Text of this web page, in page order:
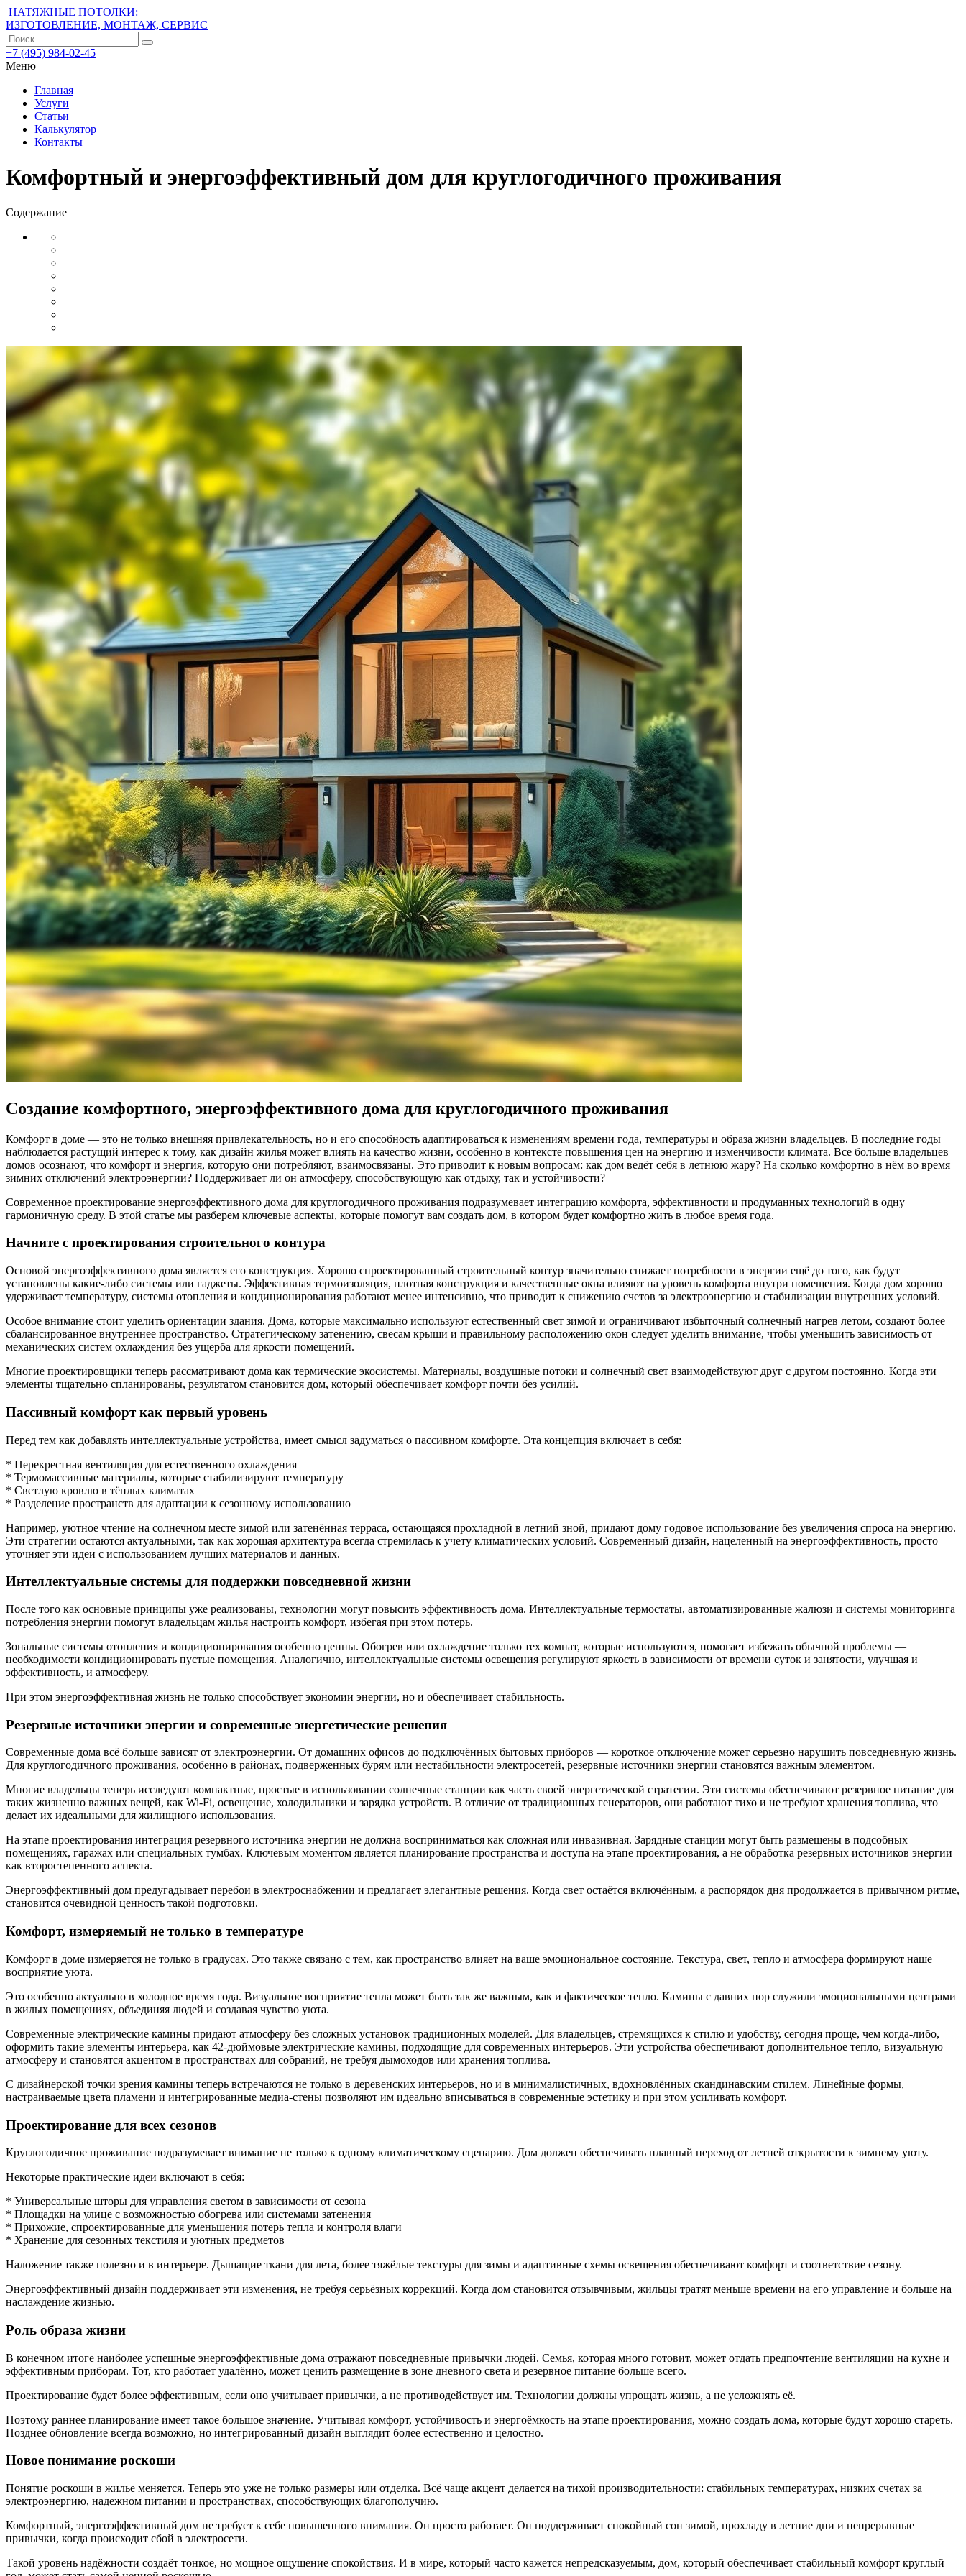
НАТЯЖНЫЕ ПОТОЛКИ:
ИЗГОТОВЛЕНИЕ, МОНТАЖ, СЕРВИС
+7 (495) 984-02-45
Меню
Главная
Услуги
Статьи
Калькулятор
Контакты
Комфортный и энергоэффективный дом для круглогодичного проживания
Содержание
Создание комфортного, энергоэффективного дома для круглогодичного проживания
Комфорт в доме — это не только внешняя привлекательность, но и его способность адаптироваться к изменениям времени года, температуры и образа жизни владельцев. В последние годы
наблюдается растущий интерес к тому, как дизайн жилья может влиять на качество жизни, особенно в контексте повышения цен на энергию и изменчивости климата. Все больше владельцев
домов осознают, что комфорт и энергия, которую они потребляют, взаимосвязаны. Это приводит к новым вопросам: как дом ведёт себя в летнюю жару? На сколько комфортно в нём во время
зимних отключений электроэнергии? Поддерживает ли он атмосферу, способствующую как отдыху, так и устойчивости?
Современное проектирование энергоэффективного дома для круглогодичного проживания подразумевает интеграцию комфорта, эффективности и продуманных технологий в одну
гармоничную среду. В этой статье мы разберем ключевые аспекты, которые помогут вам создать дом, в котором будет комфортно жить в любое время года.
Начните с проектирования строительного контура
Основой энергоэффективного дома является его конструкция. Хорошо спроектированный строительный контур значительно снижает потребности в энергии ещё до того, как будут
установлены какие-либо системы или гаджеты. Эффективная термоизоляция, плотная конструкция и качественные окна влияют на уровень комфорта внутри помещения. Когда дом хорошо
удерживает температуру, системы отопления и кондиционирования работают менее интенсивно, что приводит к снижению счетов за электроэнергию и стабилизации внутренних условий.
Особое внимание стоит уделить ориентации здания. Дома, которые максимально используют естественный свет зимой и ограничивают избыточный солнечный нагрев летом, создают более
сбалансированное внутреннее пространство. Стратегическому затенению, свесам крыши и правильному расположению окон следует уделить внимание, чтобы уменьшить зависимость от
механических систем охлаждения без ущерба для яркости помещений.
Многие проектировщики теперь рассматривают дома как термические экосистемы. Материалы, воздушные потоки и солнечный свет взаимодействуют друг с другом постоянно. Когда эти
элементы тщательно спланированы, результатом становится дом, который обеспечивает комфорт почти без усилий.
Пассивный комфорт как первый уровень
Перед тем как добавлять интеллектуальные устройства, имеет смысл задуматься о пассивном комфорте. Эта концепция включает в себя:
* Перекрестная вентиляция для естественного охлаждения
* Термомассивные материалы, которые стабилизируют температуру
* Светлую кровлю в тёплых климатах
* Разделение пространств для адаптации к сезонному использованию
Например, уютное чтение на солнечном месте зимой или затенённая терраса, остающаяся прохладной в летний зной, придают дому годовое использование без увеличения спроса на энергию.
Эти стратегии остаются актуальными, так как хорошая архитектура всегда стремилась к учету климатических условий. Современный дизайн, нацеленный на энергоэффективность, просто
уточняет эти идеи с использованием лучших материалов и данных.
Интеллектуальные системы для поддержки повседневной жизни
После того как основные принципы уже реализованы, технологии могут повысить эффективность дома. Интеллектуальные термостаты, автоматизированные жалюзи и системы мониторинга
потребления энергии помогут владельцам жилья настроить комфорт, избегая при этом потерь.
Зональные системы отопления и кондиционирования особенно ценны. Обогрев или охлаждение только тех комнат, которые используются, помогает избежать обычной проблемы —
необходимости кондиционировать пустые помещения. Аналогично, интеллектуальные системы освещения регулируют яркость в зависимости от времени суток и занятости, улучшая и
эффективность, и атмосферу.
При этом энергоэффективная жизнь не только способствует экономии энергии, но и обеспечивает стабильность.
Резервные источники энергии и современные энергетические решения
Современные дома всё больше зависят от электроэнергии. От домашних офисов до подключённых бытовых приборов — короткое отключение может серьезно нарушить повседневную жизнь.
Для круглогодичного проживания, особенно в районах, подверженных бурям или нестабильности электросетей, резервные источники энергии становятся важным элементом.
Многие владельцы теперь исследуют компактные, простые в использовании солнечные станции как часть своей энергетической стратегии. Эти системы обеспечивают резервное питание для
таких жизненно важных вещей, как Wi-Fi, освещение, холодильники и зарядка устройств. В отличие от традиционных генераторов, они работают тихо и не требуют хранения топлива, что
делает их идеальными для жилищного использования.
На этапе проектирования интеграция резервного источника энергии не должна восприниматься как сложная или инвазивная. Зарядные станции могут быть размещены в подсобных
помещениях, гаражах или специальных тумбах. Ключевым моментом является планирование пространства и доступа на этапе проектирования, а не обработка резервных источников энергии
как второстепенного аспекта.
Энергоэффективный дом предугадывает перебои в электроснабжении и предлагает элегантные решения. Когда свет остаётся включённым, а распорядок дня продолжается в привычном ритме,
становится очевидной ценность такой подготовки.
Комфорт, измеряемый не только в температуре
Комфорт в доме измеряется не только в градусах. Это также связано с тем, как пространство влияет на ваше эмоциональное состояние. Текстура, свет, тепло и атмосфера формируют наше
восприятие уюта.
Это особенно актуально в холодное время года. Визуальное восприятие тепла может быть так же важным, как и фактическое тепло. Камины с давних пор служили эмоциональными центрами
в жилых помещениях, объединяя людей и создавая чувство уюта.
Современные электрические камины придают атмосферу без сложных установок традиционных моделей. Для владельцев, стремящихся к стилю и удобству, сегодня проще, чем когда-либо,
оформить такие элементы интерьера, как 42-дюймовые электрические камины, подходящие для современных интерьеров. Эти устройства обеспечивают дополнительное тепло, визуальную
атмосферу и становятся акцентом в пространствах для собраний, не требуя дымоходов или хранения топлива.
С дизайнерской точки зрения камины теперь встречаются не только в деревенских интерьеров, но и в минималистичных, вдохновлённых скандинавским стилем. Линейные формы,
настраиваемые цвета пламени и интегрированные медиа-стены позволяют им идеально вписываться в современные эстетику и при этом усиливать комфорт.
Проектирование для всех сезонов
Круглогодичное проживание подразумевает внимание не только к одному климатическому сценарию. Дом должен обеспечивать плавный переход от летней открытости к зимнему уюту.
Некоторые практические идеи включают в себя:
* Универсальные шторы для управления светом в зависимости от сезона
* Площадки на улице с возможностью обогрева или системами затенения
* Прихожие, спроектированные для уменьшения потерь тепла и контроля влаги
* Хранение для сезонных текстиля и уютных предметов
Наложение также полезно и в интерьере. Дышащие ткани для лета, более тяжёлые текстуры для зимы и адаптивные схемы освещения обеспечивают комфорт и соответствие сезону.
Энергоэффективный дизайн поддерживает эти изменения, не требуя серьёзных коррекций. Когда дом становится отзывчивым, жильцы тратят меньше времени на его управление и больше на
наслаждение жизнью.
Роль образа жизни
В конечном итоге наиболее успешные энергоэффективные дома отражают повседневные привычки людей. Семья, которая много готовит, может отдать предпочтение вентиляции на кухне и
эффективным приборам. Тот, кто работает удалённо, может ценить размещение в зоне дневного света и резервное питание больше всего.
Проектирование будет более эффективным, если оно учитывает привычки, а не противодействует им. Технологии должны упрощать жизнь, а не усложнять её.
Поэтому раннее планирование имеет такое большое значение. Учитывая комфорт, устойчивость и энергоёмкость на этапе проектирования, можно создать дома, которые будут хорошо стареть.
Позднее обновление всегда возможно, но интегрированный дизайн выглядит более естественно и целостно.
Новое понимание роскоши
Понятие роскоши в жилье меняется. Теперь это уже не только размеры или отделка. Всё чаще акцент делается на тихой производительности: стабильных температурах, низких счетах за
электроэнергию, надежном питании и пространствах, способствующих благополучию.
Комфортный, энергоэффективный дом не требует к себе повышенного внимания. Он просто работает. Он поддерживает спокойный сон зимой, прохладу в летние дни и непрерывные
привычки, когда происходит сбой в электросети.
Такой уровень надёжности создаёт тонкое, но мощное ощущение спокойствия. И в мире, который часто кажется непредсказуемым, дом, который обеспечивает стабильный комфорт круглый